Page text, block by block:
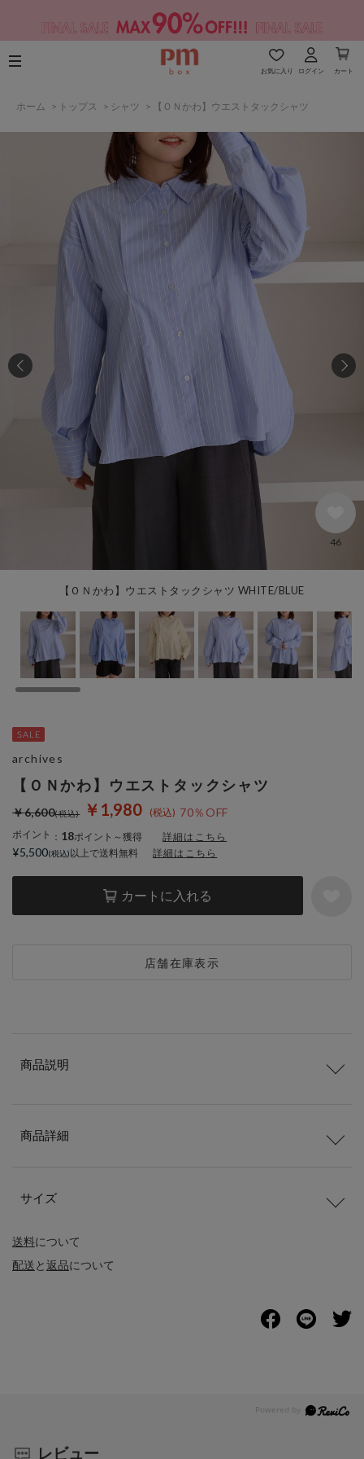
お気に入り ログイン カート
ホーム > トップス > シャツ > 【ＯＮかわ】ウエストタックシャツ
【ＯＮかわ】ウエストタックシャツ WHITE/BLUE
46
【ＯＮかわ】ウエストタックシャツ
￥1,980 70％OFF
￥6,600
ポイント ： 18ポイント～獲得 詳細はこちら
カートに入れる
店舗在庫表示
archives
¥5,500 以上で送料無料 詳細はこちら
送料について
配送と返品について
商品説明
商品詳細
サイズ
レビュー